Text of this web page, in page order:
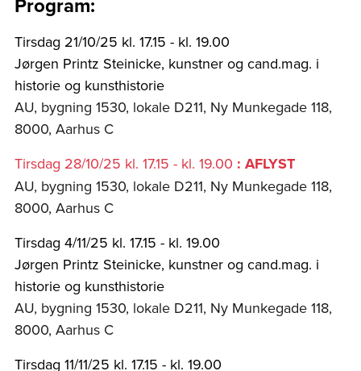
Tirsdag 21/10/25 kl. 17.15 - kl. 19.00
Jørgen Printz Steinicke, kunstner og cand.mag. i
historie og kunsthistorie
AU, bygning 1530, lokale D211, Ny Munkegade 118,
8000, Aarhus C
Tirsdag 28/10/25 kl. 17.15 - kl. 19.00 : AFLYST
AU, bygning 1530, lokale D211, Ny Munkegade 118,
8000, Aarhus C
Tirsdag 4/11/25 kl. 17.15 - kl. 19.00
Jørgen Printz Steinicke, kunstner og cand.mag. i
historie og kunsthistorie
AU, bygning 1530, lokale D211, Ny Munkegade 118,
8000, Aarhus C
Tirsdag 11/11/25 kl. 17.15 - kl. 19.00